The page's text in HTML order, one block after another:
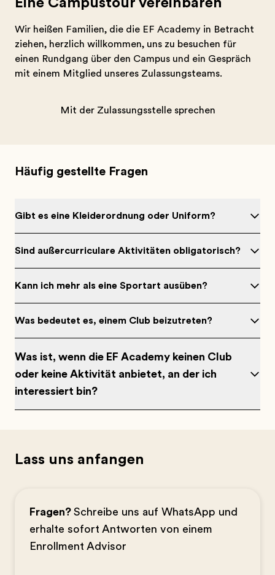
Wir heißen Familien, die die EF Academy in Betracht
ziehen, herzlich willkommen, uns zu besuchen für
einen Rundgang über den Campus und ein Gespräch
mit einem Mitglied unseres Zulassungsteams.
Mit der Zulassungsstelle sprechen
Häufig gestellte Fragen
Gibt es eine Kleiderordnung oder Uniform?
Sind außercurriculare Aktivitäten obligatorisch?
Kann ich mehr als eine Sportart ausüben?
Was bedeutet es, einem Club beizutreten?
Was ist, wenn die EF Academy keinen Club
oder keine Aktivität anbietet, an der ich
interessiert bin?
Lass uns anfangen
Fragen? Schreibe uns auf WhatsApp und
erhalte sofort Antworten von einem
Enrollment Advisor